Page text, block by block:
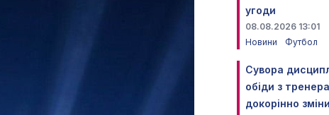
угоди
08.08.2026 13:01
Новини
Футбол
Сувора
обіди з
докорінно